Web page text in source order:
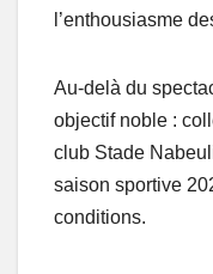
l’enthousiasme
Au-delà du
objectif noble :
club Stade
saison sportive
conditions.